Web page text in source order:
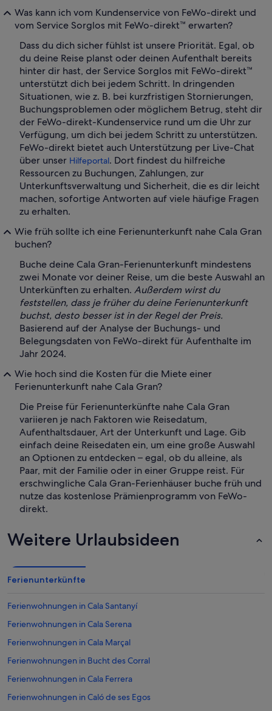
Was kann ich vom Kundenservice von FeWo-direkt und
vom Service Sorglos mit FeWo-direkt™ erwarten?
Dass du dich sicher fühlst ist unsere Priorität. Egal, ob
du deine Reise planst oder deinen Aufenthalt bereits
hinter dir hast, der Service Sorglos mit FeWo-direkt™
unterstützt dich bei jedem Schritt. In dringenden
Situationen, wie z. B. bei kurzfristigen Stornierungen,
Buchungsproblemen oder möglichem Betrug, steht dir
der FeWo-direkt-Kundenservice rund um die Uhr zur
Verfügung, um dich bei jedem Schritt zu unterstützen.
FeWo-direkt bietet auch Unterstützung per Live-Chat
über unser Hilfeportal. Dort findest du hilfreiche
Ressourcen zu Buchungen, Zahlungen, zur
Unterkunftsverwaltung und Sicherheit, die es dir leicht
machen, sofortige Antworten auf viele häufige Fragen
zu erhalten.
Wie früh sollte ich eine Ferienunterkunft nahe Cala Gran
buchen?
Buche deine Cala Gran-Ferienunterkunft mindestens
zwei Monate vor deiner Reise, um die beste Auswahl an
Unterkünften zu erhalten. Außerdem wirst du
feststellen, dass je früher du deine Ferienunterkunft
buchst, desto besser ist in der Regel der Preis.
Basierend auf der Analyse der Buchungs- und
Belegungsdaten von FeWo-direkt für Aufenthalte im
Jahr 2024.
Wie hoch sind die Kosten für die Miete einer
Ferienunterkunft nahe Cala Gran?
Die Preise für Ferienunterkünfte nahe Cala Gran
variieren je nach Faktoren wie Reisedatum,
Aufenthaltsdauer, Art der Unterkunft und Lage. Gib
einfach deine Reisedaten ein, um eine große Auswahl
an Optionen zu entdecken – egal, ob du alleine, als
Paar, mit der Familie oder in einer Gruppe reist. Für
erschwingliche Cala Gran-Ferienhäuser buche früh und
nutze das kostenlose Prämienprogramm von FeWo-
direkt.
Weitere Urlaubsideen
Ferienunterkünfte
Ferienwohnungen in Cala Santanyí
Ferienwohnungen in Cala Serena
Ferienwohnungen in Cala Marçal
Ferienwohnungen in Bucht des Corral
Ferienwohnungen in Cala Ferrera
Ferienwohnungen in Caló de ses Egos